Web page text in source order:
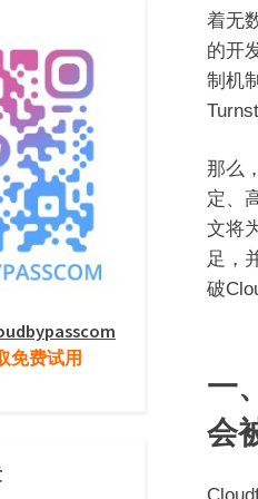
着无
的开
制机
那么
定、
文将
足，
破
一
会
免费试用